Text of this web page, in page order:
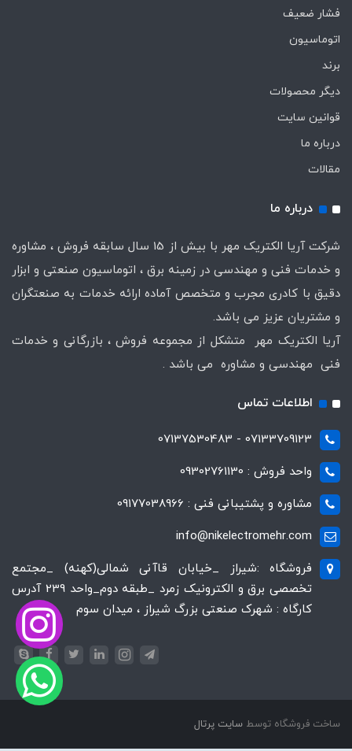
فشار ضعیف
اتوماسیون
برند
دیگر محصولات
قوانین سایت
درباره ما
مقالات
درباره ما
شرکت آریا الکتریک مهر با بیش از 15 سال سابقه فروش ، مشاوره
و خدمات فنی و مهندسی در زمینه برق ، اتوماسیون صنعتی و ابزار
دقیق با کادری مجرب و متخصص آماده ارائه خدمات به صنعتگران
و مشتریان عزیز می باشد.
آریا الکتریک مهر متشکل از مجموعه فروش ، بازرگانی و خدمات
فنی مهندسی و مشاوره می باشد .
اطلاعات تماس
07133709123 - 07137530483
واحد فروش : 09302761130
مشاوره و پشتیبانی فنی : 09177038966
info@nikelectromehr.com
فروشگاه :شیراز _خیابان قاآنی شمالی(کهنه) _مجتمع
تخصصی برق و الکترونیک زمرد _طبقه دوم_واحد 239 آدرس
کارگاه : شهرک صنعتی بزرگ شیراز ، میدان سوم
ساخت فروشگاه توسط سایت پرتال